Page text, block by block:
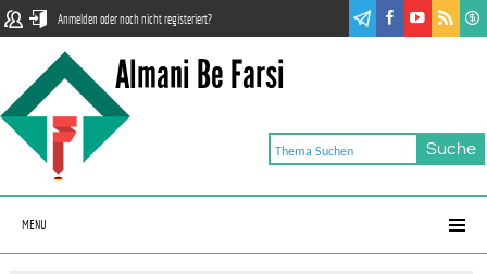
Anmelden oder noch nicht registeriert?
Almani Be Farsi
MENU